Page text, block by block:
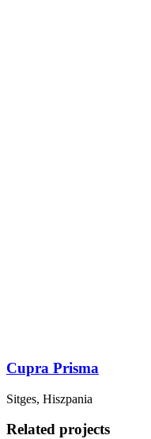
Cupra Prisma
Sitges, Hiszpania
Related projects